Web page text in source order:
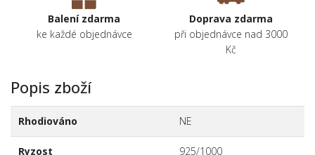
Balení zdarma
ke každé objednávce
Doprava zdarma
při objednávce nad 3000
Kč
Popis zboží
Rhodiováno NE
Ryzost 925/1000